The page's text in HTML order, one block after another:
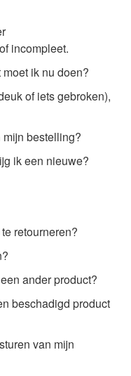
incompleet.
ik nu doen?
of iets gebroken),
bestelling?
ik een nieuwe?
retourneren?
ander product?
beschadigd product
van mijn